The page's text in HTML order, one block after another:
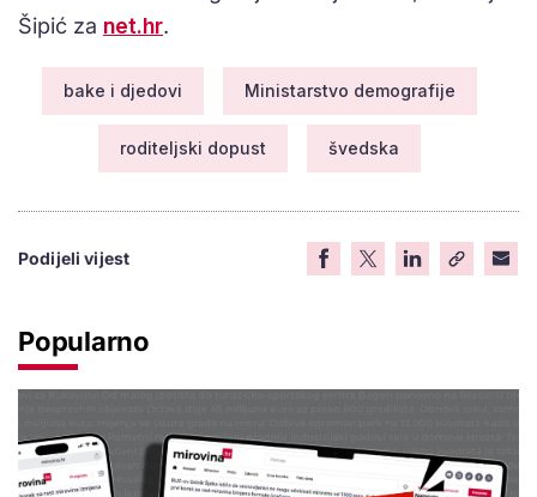
Šipić za net.hr.
bake i djedovi Ministarstvo demografije
roditeljski dopust švedska
Podijeli vijest
Popularno